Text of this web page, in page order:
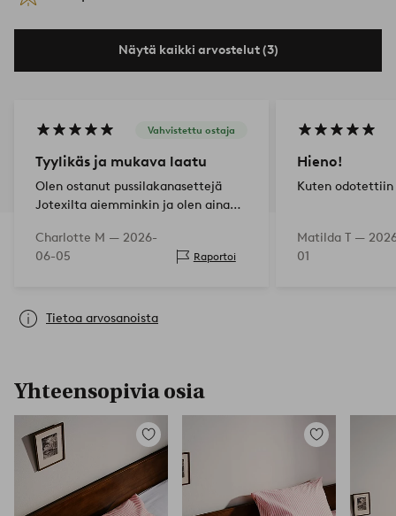
Näytä kaikki arvostelut (3)
Vahvistettu ostaja
Tyylikäs ja mukava laatu
Olen ostanut pussilakanasettejä
Jotexilta aiemminkin ja olen aina
kauniit värit ja viimeisenä muttei
vähäisimpänä reiät jokaisen sivun
Charlotte M — 2026-
06-05
Raportoi
Hieno!
Kuten odotettiin
Matilda T —
01
Tietoa arvosanoista
Yhteensopivia osia
Lisää
suosikkeihin
Lisää